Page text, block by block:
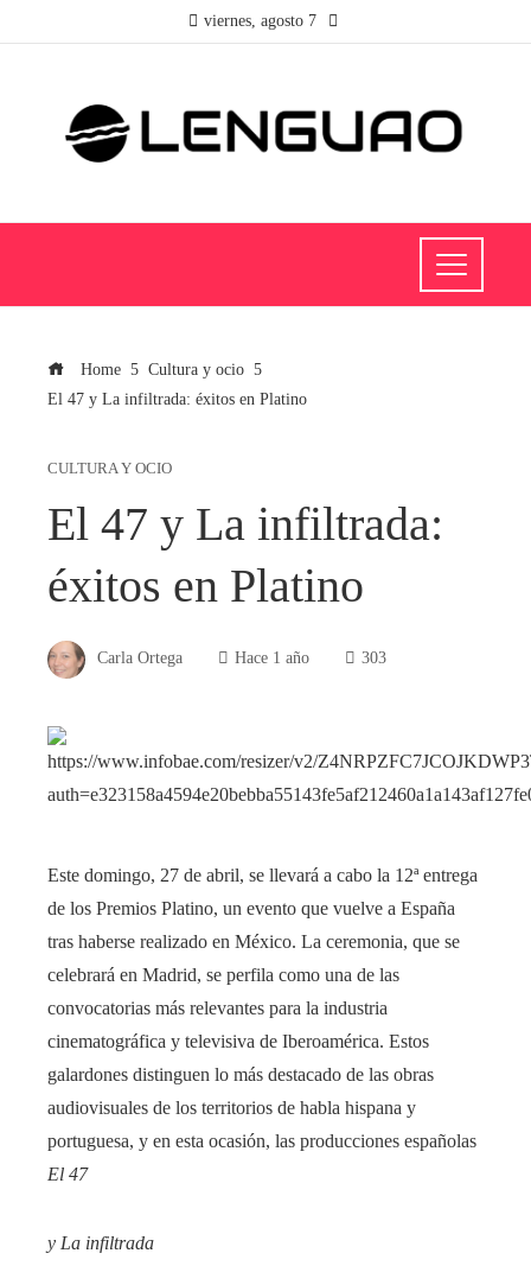
viernes, agosto 7
Home
Cultura y ocio
El 47 y La infiltrada: éxitos en Platino
CULTURA Y OCIO
El 47 y La infiltrada:
éxitos en Platino
Carla Ortega Hace 1 año 303
Este domingo, 27 de abril, se llevará a cabo la 12ª entrega
de los Premios Platino, un evento que vuelve a España
tras haberse realizado en México. La ceremonia, que se
celebrará en Madrid, se perfila como una de las
convocatorias más relevantes para la industria
cinematográfica y televisiva de Iberoamérica. Estos
galardones distinguen lo más destacado de las obras
audiovisuales de los territorios de habla hispana y
portuguesa, y en esta ocasión, las producciones españolas
El 47
y La infiltrada